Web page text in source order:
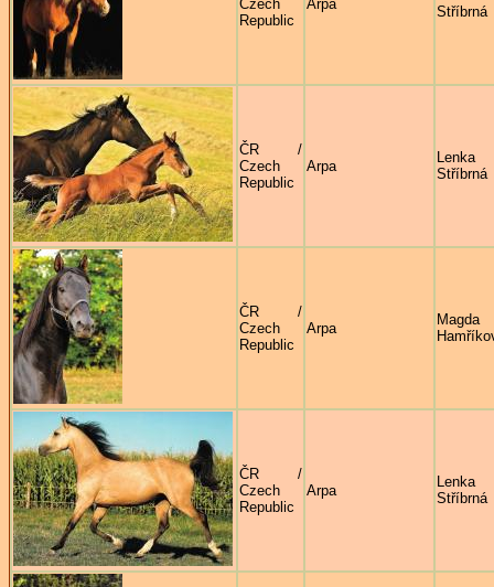
Czech
Republic
Arpa
Stříbrná
ČR /
Czech
Republic
Arpa
Lenka
Stříbrná
ČR /
Czech
Republic
Arpa
Magda
ČR /
Czech
Republic
Arpa
Lenka
Stříbrná